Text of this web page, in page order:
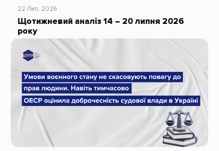
22 Лип, 2026
Щотижневий аналіз 14 – 20 липня 2026
року